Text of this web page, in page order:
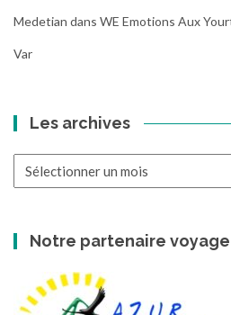
Medetian dans WE Emotions Aux
Var
Les archives
Notre partenaire voyage